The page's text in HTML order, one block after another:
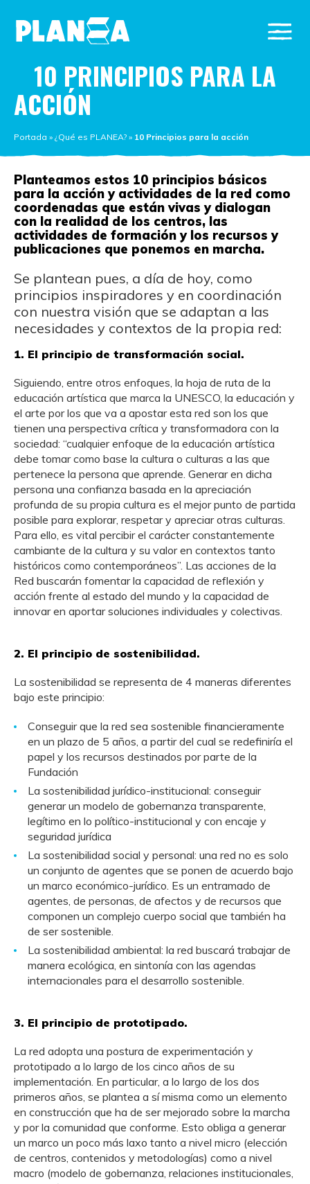
10 PRINCIPIOS PARA LA
ACCIÓN
Portada » ¿Qué es PLANEA? » 10 Principios para la acción
Planteamos estos 10 principios básicos
para la acción y actividades de la red como
coordenadas que están vivas y dialogan
con la realidad de los centros, las
actividades de formación y los recursos y
publicaciones que ponemos en marcha.
Se plantean pues, a día de hoy, como
principios inspiradores y en coordinación
con nuestra visión que se adaptan a las
necesidades y contextos de la propia red:
1. El principio de transformación social.
Siguiendo, entre otros enfoques, la hoja de ruta de la
educación artística que marca la UNESCO, la educación y
el arte por los que va a apostar esta red son los que
tienen una perspectiva crítica y transformadora con la
sociedad: “cualquier enfoque de la educación artística
debe tomar como base la cultura o culturas a las que
pertenece la persona que aprende. Generar en dicha
persona una confianza basada en la apreciación
profunda de su propia cultura es el mejor punto de partida
posible para explorar, respetar y apreciar otras culturas.
Para ello, es vital percibir el carácter constantemente
cambiante de la cultura y su valor en contextos tanto
históricos como contemporáneos”. Las acciones de la
Red buscarán fomentar la capacidad de reflexión y
acción frente al estado del mundo y la capacidad de
innovar en aportar soluciones individuales y colectivas.
2. El principio de sostenibilidad.
La sostenibilidad se representa de 4 maneras diferentes
bajo este principio:
Conseguir que la red sea sostenible financieramente
en un plazo de 5 años, a partir del cual se redefiniría el
papel y los recursos destinados por parte de la
Fundación
La sostenibilidad jurídico-institucional: conseguir
generar un modelo de gobernanza transparente,
legítimo en lo político-institucional y con encaje y
seguridad jurídica
La sostenibilidad social y personal: una red no es solo
un conjunto de agentes que se ponen de acuerdo bajo
un marco económico-jurídico. Es un entramado de
agentes, de personas, de afectos y de recursos que
componen un complejo cuerpo social que también ha
de ser sostenible.
La sostenibilidad ambiental: la red buscará trabajar de
manera ecológica, en sintonía con las agendas
internacionales para el desarrollo sostenible.
3. El principio de prototipado.
La red adopta una postura de experimentación y
prototipado a lo largo de los cinco años de su
implementación. En particular, a lo largo de los dos
primeros años, se plantea a sí misma como un elemento
en construcción que ha de ser mejorado sobre la marcha
y por la comunidad que conforme. Esto obliga a generar
un marco un poco más laxo tanto a nivel micro (elección
de centros, contenidos y metodologías) como a nivel
macro (modelo de gobernanza, relaciones institucionales,